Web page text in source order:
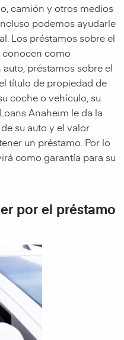
camión y otros medios
podemos ayudarle
Los préstamos sobre el
como
préstamos sobre el
título de propiedad de
coche o vehículo, su
Anaheim le da la
su auto y el valor
un préstamo. Por lo
como garantía para su
por el préstamo